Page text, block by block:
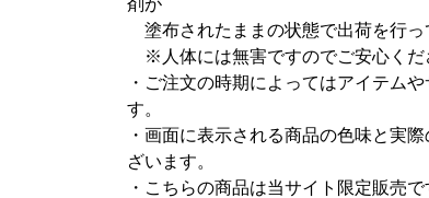
剤が
塗布されたままの状態で出荷を行っ
※人体には無害ですのでご安心くだ
・ご注文の時期によってはアイテム
す。
・画面に表示される商品の色味と実
ざいます。
・こちらの商品は当サイト限定販売